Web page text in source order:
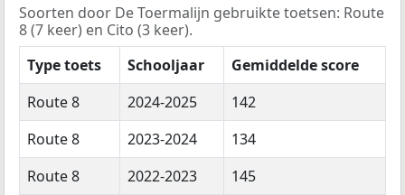
Soorten door De Toermalijn gebruikte toetsen: Route
8 (7 keer) en Cito (3 keer).
Type toets
Schooljaar
Gemiddelde score
Route 8
2024-2025
142
Route 8
2023-2024
134
Route 8
2022-2023
145